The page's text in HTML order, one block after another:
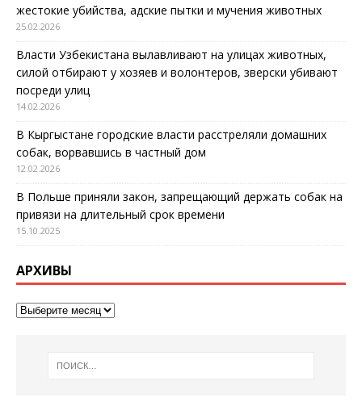
жестокие убийства, адские пытки и мучения животных
25.02.2026
Власти Узбекистана вылавливают на улицах животных,
силой отбирают у хозяев и волонтеров, зверски убивают
посреди улиц
14.02.2026
В Кыргыстане городские власти расстреляли домашних
собак, ворвавшись в частный дом
12.02.2026
В Польше приняли закон, запрещающий держать собак на
привязи на длительный срок времени
15.10.2025
АРХИВЫ